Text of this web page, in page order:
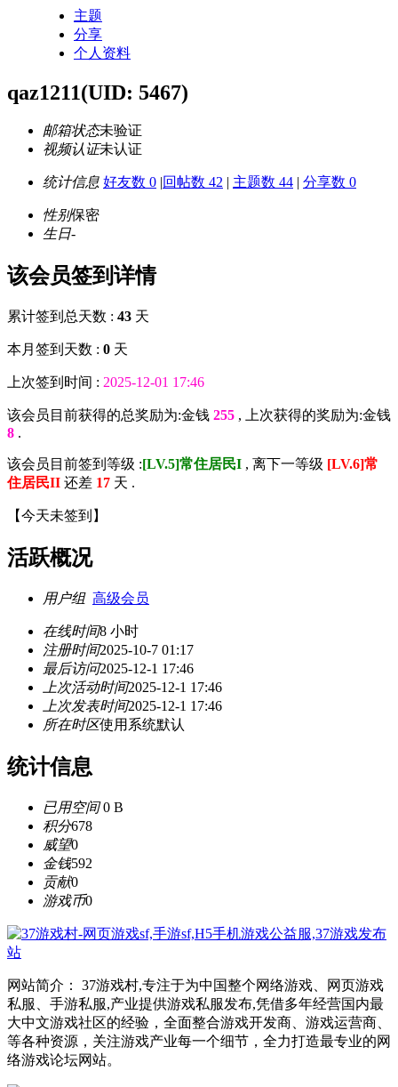
主题
分享
个人资料
qaz1211(UID: 5467)
邮箱状态未验证
视频认证未认证
统计信息 好友数 0 |回帖数 42 | 主题数 44 | 分享数 0
性别保密
生日-
该会员签到详情
累计签到总天数 : 43 天
本月签到天数 : 0 天
上次签到时间 : 2025-12-01 17:46
该会员目前获得的总奖励为:金钱 255 , 上次获得的奖励为:金钱
8 .
该会员目前签到等级 :[LV.5]常住居民I , 离下一等级 [LV.6]常
住居民II 还差 17 天 .
【今天未签到 】
活跃概况
用户组 高级会员
在线时间8 小时
注册时间2025-10-7 01:17
最后访问2025-12-1 17:46
上次活动时间2025-12-1 17:46
上次发表时间2025-12-1 17:46
所在时区使用系统默认
统计信息
已用空间0 B
积分678
威望0
金钱592
贡献0
游戏币0
网站简介： 37游戏村,专注于为中国整个网络游戏、网页游戏
私服、手游私服,产业提供游戏私服发布,凭借多年经营国内最
大中文游戏社区的经验，全面整合游戏开发商、游戏运营商、
等各种资源，关注游戏产业每一个细节，全力打造最专业的网
络游戏论坛网站。